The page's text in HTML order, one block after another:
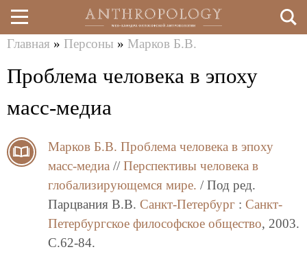
Перейти
к
здесь
Главная » Персоны » Марков Б.В.
Проблема человека в эпоху
масс-медиа
Марков Б.В. Проблема человека в эпоху
масс-медиа // Перспективы человека в
глобализирующемся мире. / Под ред.
Парцвания В.В. Санкт-Петербург : Санкт-
Петербургское философское общество, 2003.
C.62-84.